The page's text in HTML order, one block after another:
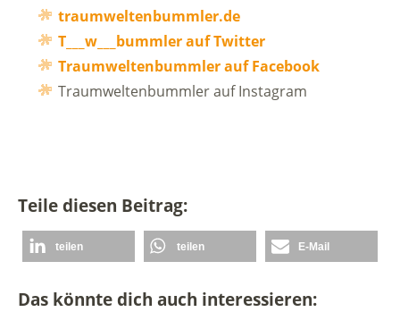
traumweltenbummler.de
T___w___bummler auf Twitter
Traumweltenbummler auf Facebook
Traumweltenbummler auf Instagram
Teile diesen Beitrag:
teilen teilen E-Mail
Das könnte dich auch interessieren: